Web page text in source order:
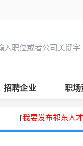
招聘企业 职场
[我要发布祁东人